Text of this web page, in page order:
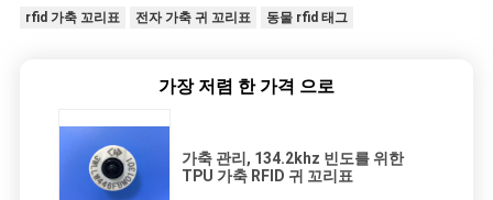
rfid 가축 꼬리표 전자 가축 귀 꼬리표 동물 rfid 태그
가장 저렴 한 가격 으로
가축 관리, 134.2khz 빈도를 위한
TPU 가축 RFID 귀 꼬리표